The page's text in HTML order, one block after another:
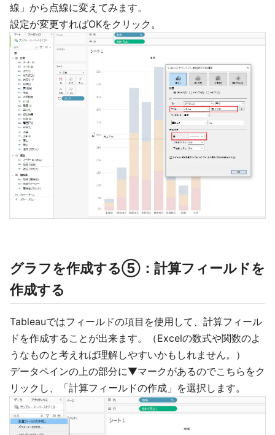
線」から点線に変えてみます。
設定が変更すればOKをクリック。
グラフを作成する⑤：計算フィールドを
作成する
Tableauではフィールドの項目を使用して、計算フィール
ドを作成することが出来ます。（Excelの数式や関数のよ
うなものと考えれば理解しやすいかもしれません。）
データペインの上の部分に▼マークがあるのでこちらをク
リックし、「計算フィールドの作成」を選択します。